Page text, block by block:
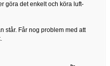
göra det enkelt och köra luft-
står. Får nog problem med att